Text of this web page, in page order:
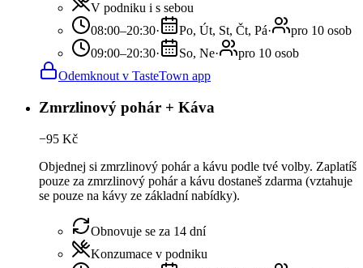
V podniku i s sebou
08:00–20:30· Po, Út, St, Čt, Pá·
pro 10 osob
09:00–20:30· So, Ne·
pro 10 osob
Odemknout v TasteTown app
Zmrzlinový pohár + Káva
−95 Kč
Objednej si zmrzlinový pohár a kávu podle tvé volby. Zaplatíš
pouze za zmrzlinový pohár a kávu dostaneš zdarma (vztahuje
se pouze na kávy ze základní nabídky).
Obnovuje se za 14 dní
Konzumace v podniku